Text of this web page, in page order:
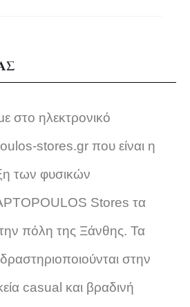
στο ηλεκτρονικό
stores.gr που είναι η
των φυσικών
Stores τα
πόλη της Ξάνθης. Τα
στην
casual και βραδινή